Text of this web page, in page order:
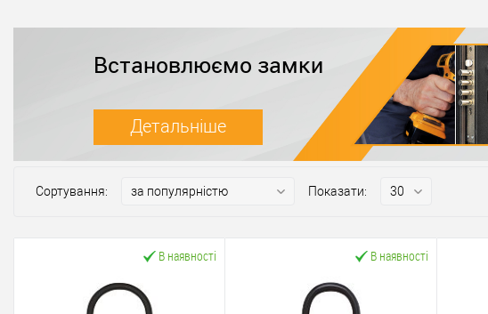
Встановлюємо замки
Детальніше
Сортування: Показати:
В наявності В наявності